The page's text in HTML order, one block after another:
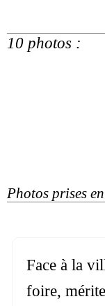
10 photos :
Photos prises
Face à la
foire,